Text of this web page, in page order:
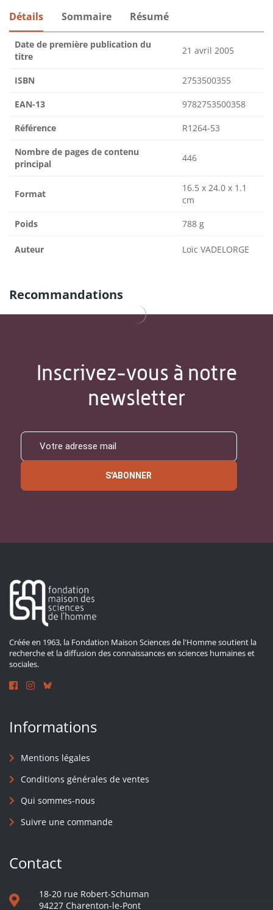
Détails Sommaire Résumé
Date de première publication du
titre
21 avril 2005
ISBN 2753500355
EAN-13 9782753500358
Référence R1264-53
Nombre de pages de contenu
principal
446
Format
16.5 x 24.0 x 1.1
cm
Poids 788 g
Auteur Loïc VADELORGE
Recommandations
Inscrivez-vous à notre
newsletter
S'ABONNER
Créée en 1963, la Fondation Maison Sciences de l'Homme soutient la
recherche et la diffusion des connaissances en sciences humaines et
sociales.
Informations
Mentions légales
Conditions générales de ventes
Qui sommes-nous
Suivre une commande
Contact
18-20 rue Robert-Schuman
94227 Charenton-le-Pont